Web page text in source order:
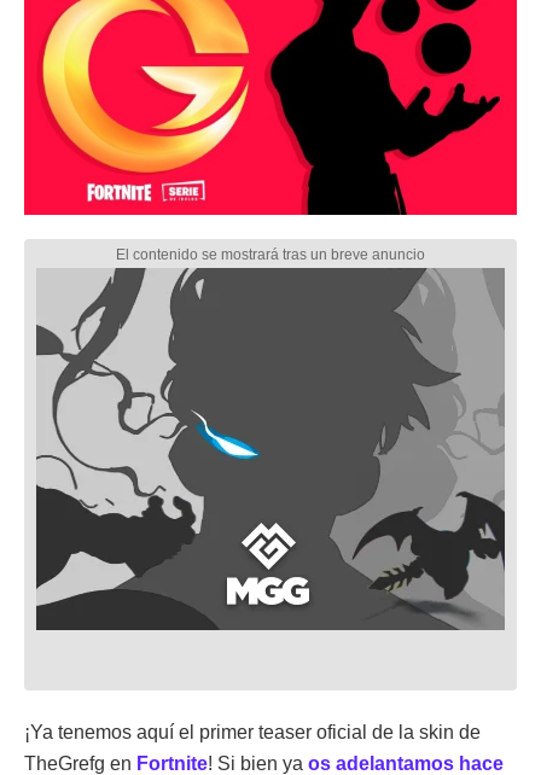
¡Ya tenemos aquí el primer teaser oficial de la skin de
TheGrefg en Fortnite! Si bien ya os adelantamos hace